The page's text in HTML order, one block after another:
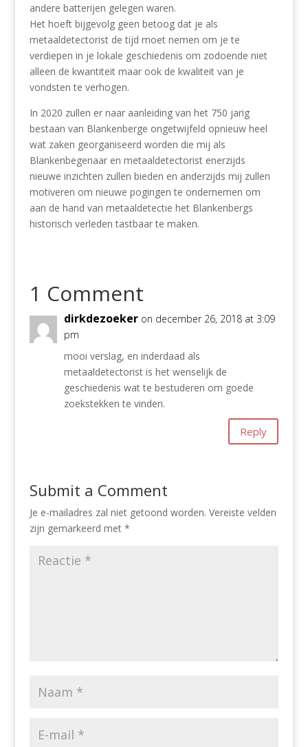
andere batterijen gelegen waren.
Het hoeft bijgevolg geen betoog dat je als
metaaldetectorist de tijd moet nemen om je te
verdiepen in je lokale geschiedenis om zodoende niet
alleen de kwantiteit maar ook de kwaliteit van je
vondsten te verhogen.
In 2020 zullen er naar aanleiding van het 750 jarig
bestaan van Blankenberge ongetwijfeld opnieuw heel
wat zaken georganiseerd worden die mij als
Blankenbegenaar en metaaldetectorist enerzijds
nieuwe inzichten zullen bieden en anderzijds mij zullen
motiveren om nieuwe pogingen te ondernemen om
aan de hand van metaaldetectie het Blankenbergs
historisch verleden tastbaar te maken.
1 Comment
dirkdezoeker on december 26, 2018 at 3:09
pm
mooi verslag, en inderdaad als
metaaldetectorist is het wenselijk de
geschiedenis wat te bestuderen om goede
zoekstekken te vinden.
Reply
Submit a Comment
Je e-mailadres zal niet getoond worden. Vereiste velden
zijn gemarkeerd met *